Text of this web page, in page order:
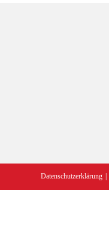
Datenschutzerklärung